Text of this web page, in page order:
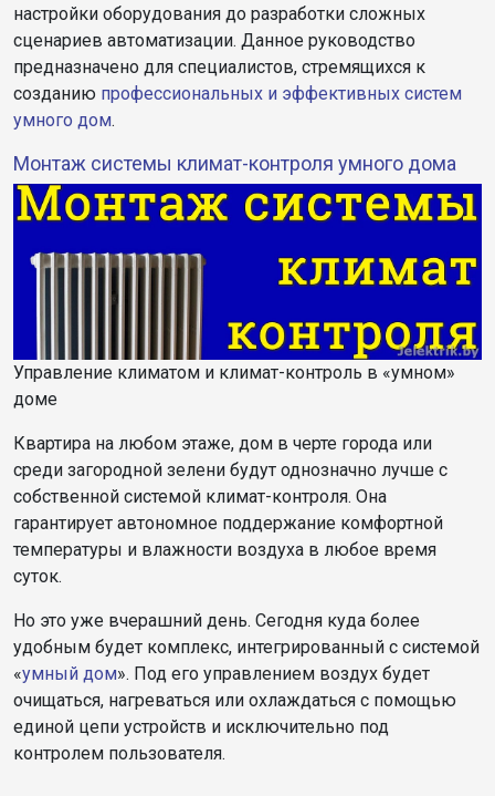
настройки оборудования до разработки сложных
сценариев автоматизации. Данное руководство
предназначено для специалистов, стремящихся к
созданию профессиональных и эффективных систем
умного дом.
Монтаж системы климат-контроля умного дома
Управление климатом и климат-контроль в «умном»
доме
Квартира на любом этаже, дом в черте города или
среди загородной зелени будут однозначно лучше с
собственной системой климат-контроля. Она
гарантирует автономное поддержание комфортной
температуры и влажности воздуха в любое время
суток.
Но это уже вчерашний день. Сегодня куда более
удобным будет комплекс, интегрированный с системой
«умный дом». Под его управлением воздух будет
очищаться, нагреваться или охлаждаться с помощью
единой цепи устройств и исключительно под
контролем пользователя.